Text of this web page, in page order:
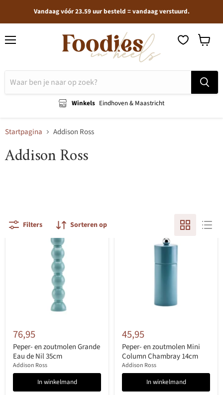
Vandaag vóór 23.59 uur besteld = vandaag verstuurd.
Winkels Eindhoven & Maastricht
Startpagina Addison Ross
Addison Ross
Filters Sorteren op
76,95
Peper- en zoutmolen Grande
Eau de Nil 35cm
Addison Ross
In winkelmand
45,95
Peper- en zoutmolen Mini
Column Chambray 14cm
Addison Ross
In winkelmand